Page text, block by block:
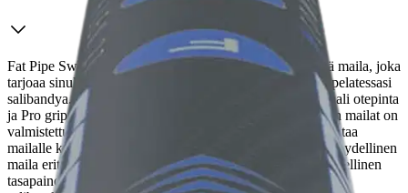
Fat Pipe Sweeper 27 -salibandymaila on kevyt ja kestävä maila, joka
tarjoaa sinulle täydellisen tasapainon ja hyvän kontrollin pelatessasi
salibandya. Sen keskijäykässä komposiittivarressa on ovaali otepinta
ja Pro grippi, joka takaa pitävän otteen. Sweeper-malliston mailat on
valmistettu hiilikuidun ja lasikuidun yhdistelmästä, joka antaa
mailalle keveyttä ja kestävyyttä. Fat Pipe Sweeper 27 on täydellinen
maila erityisesti harrastepelaajille. Sen alhainen paino, täydellinen
tasapaino ja kestävyys tekevät siitä täydellisen valinnan